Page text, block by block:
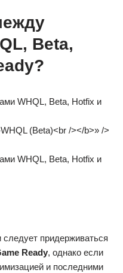
Beta,
придерживаться
Ready, однако если
и последними